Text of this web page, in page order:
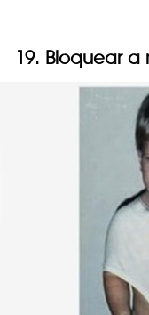
19. Bloquear